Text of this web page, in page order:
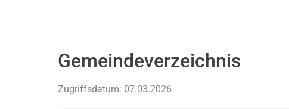
Gemeindeverzeichnis
Zugriffsdatum: 07.03.2026